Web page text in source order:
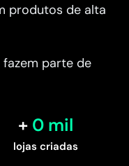
produtos de alta
parte de
lojas criadas
0 mil